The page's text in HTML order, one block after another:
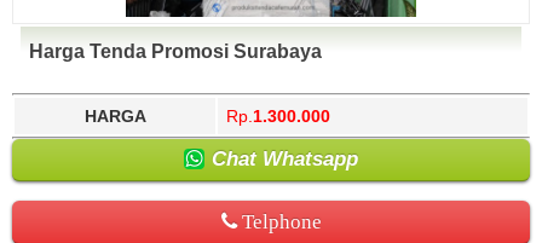
Harga Tenda Promosi Surabaya
HARGA Rp. 1.300.000
Chat Whatsapp
Telphone